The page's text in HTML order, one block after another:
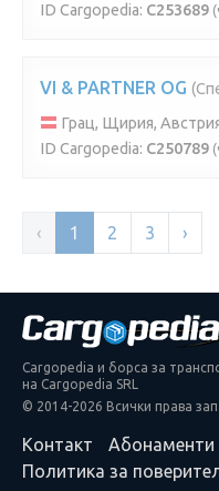
ID Cargopedia: C253689
VI & PARTNER OG
Грац, Щирия,
ID Cargopedia: C250789
‹ 1 2 3 ›
Cargopedia и борса за
на Cargopedia SRL
© 2014-2026 Всички права
Контакт Абонаменти
Политика за